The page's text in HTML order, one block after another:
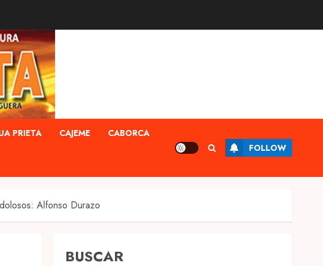
PRIETA CAJEME CABORCA
FOLLOW
Alfonso Durazo
BUSCAR